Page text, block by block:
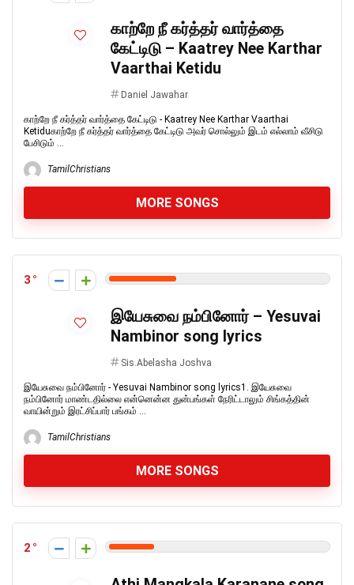
காற்றே நீ கர்த்தர் வார்த்தை
கேட்டிடு – Kaatrey Nee Karthar
Vaarthai Ketidu
Daniel Jawahar
காற்றே நீ கர்த்தர் வார்த்தை கேட்டிடு - Kaatrey Nee Karthar Vaarthai
Ketiduகாற்றே நீ கர்த்தர் வார்த்தை கேட்டிடு அவர் சொல்லும் இடம் எல்லாம் வீசிடு
பேசிடும் ...
TamilChristians
MORE SONGS
3
இயேசுவை நம்பினோர் – Yesuvai
Nambinor song lyrics
Sis.Abelasha Joshva
இயேசுவை நம்பினோர் - Yesuvai Nambinor song lyrics1. இயேசுவை
நம்பினோர் மாண்டதில்லை என்னென்ன துன்பங்கள் நேரிட்டாலும் சிங்கத்தின்
வாயின்றும் இரட்சிப்பார் பங்கம் ...
TamilChristians
MORE SONGS
2